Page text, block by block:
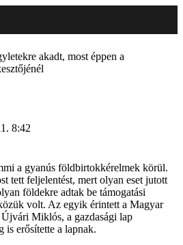
akadt, most éppen a
8:42
a gyanús földbirtokkérelmek körül.
tett feljelentést, mert olyan eset jutott
földekre adtak be támogatási
volt. Az egyik érintett a Magyar
Miklós, a gazdasági lap
is erősítette a lapnak.